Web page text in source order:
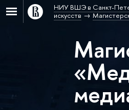
НИУ ВШЭ в Санкт-
искусств